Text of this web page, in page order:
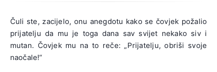
Čuli ste, zacijelo, onu anegdotu kako se čovjek požalio
prijatelju da mu je toga dana sav svijet nekako siv i
mutan. Čovjek mu na to reče: „Prijatelju, obriši svoje
naočale!“